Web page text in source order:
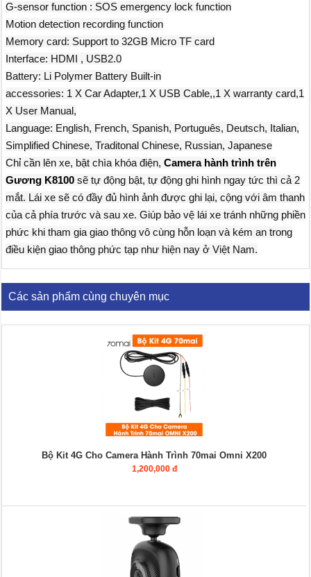
G-sensor function : SOS emergency lock function
Motion detection recording function
Memory card: Support to 32GB Micro TF card
Interface: HDMI , USB2.0
Battery: Li Polymer Battery Built-in
accessories: 1 X Car Adapter,1 X USB Cable,,1 X warranty card,1
X User Manual,
Language: English, French, Spanish, Português, Deutsch, Italian,
Simplified Chinese, Traditonal Chinese, Russian, Japanese
Chỉ cần lên xe, bật chìa khóa điện,Camera hành trình trên
Gương K8100 sẽ tự động bật, tự động ghi hình ngay tức thì cả 2
mắt. Lái xe sẽ có đầy đủ hình ảnh được ghi lại, cộng với âm thanh
của cả phía trước và sau xe. Giúp bảo vệ lái xe tránh những phiền
phức khi tham gia giao thông vô cùng hỗn loạn và kém an trong
điều kiện giao thông phức tạp như hiện nay ở Việt Nam.
Các sản phẩm cùng chuyên mục
Bộ Kit 4G Cho Camera Hành Trình 70mai Omni X200
1,200,000 đ